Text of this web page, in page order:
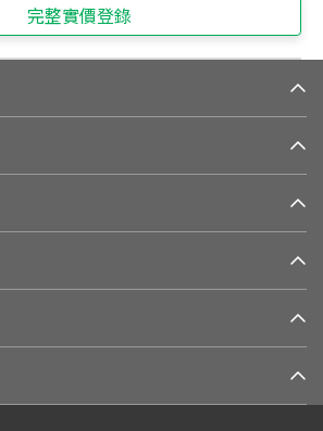
完整實價登錄